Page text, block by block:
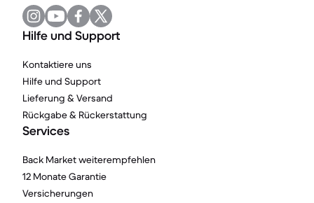
Hilfe und Support
Kontaktiere uns
Hilfe und Support
Lieferung & Versand
Rückgabe & Rückerstattung
Services
Back Market weiterempfehlen
12 Monate Garantie
Versicherungen